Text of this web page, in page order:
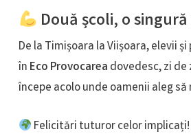
Două școli, o
De la Timișoara la Viișoara, elevii
în Eco Provocarea dovedesc, zi de
începe acolo unde oamenii aleg
Felicitări tuturor celor